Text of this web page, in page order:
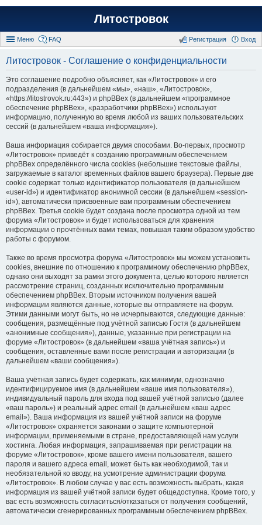
Литостровок
Меню FAQ Вход
Регистрация
Литостровок - Соглашение о конфиденциальности
Это соглашение подробно объясняет, как «Литостровок» и его
подразделения (в дальнейшем «мы», «наш», «Литостровок»,
«https://litostrovok.ru:443») и phpBBex (в дальнейшем «программное
обеспечение phpBBex», «разработчики phpBBex») используют
информацию, полученную во время любой из ваших пользовательских
сессий (в дальнейшем «ваша информация»).
Ваша информация собирается двумя способами. Во-первых, просмотр
«Литостровок» приведёт к созданию программным обеспечением
phpBBex определённого числа cookies (небольшие текстовые файлы,
загружаемые в каталог временных файлов вашего браузера). Первые две
cookie содержат только идентификатор пользователя (в дальнейшем
«user-id») и идентификатор анонимной сессии (в дальнейшем «session-
id»), автоматически присвоенные вам программным обеспечением
phpBBex. Третья cookie будет создана после просмотра одной из тем
форума «Литостровок» и будет использоваться для хранения
информации о прочтённых вами темах, повышая таким образом удобство
работы с форумом.
Также во время просмотра форума «Литостровок» мы можем установить
cookies, внешние по отношению к программному обеспечению phpBBex,
однако они выходят за рамки этого документа, целью которого является
рассмотрение страниц, созданных исключительно программным
обеспечением phpBBex. Вторым источником получения вашей
информации являются данные, которые вы отправляете на форум.
Этими данными могут быть, но не исчерпываются, следующие данные:
сообщения, размещённые под учётной записью Гостя (в дальнейшем
«анонимные сообщения»), данные, указанные при регистрации на
форуме «Литостровок» (в дальнейшем «ваша учётная запись») и
сообщения, оставленные вами после регистрации и авторизации (в
дальнейшем «ваши сообщения»).
Ваша учётная запись будет содержать, как минимум, однозначно
идентифицируемое имя (в дальнейшем «ваше имя пользователя»),
индивидуальный пароль для входа под вашей учётной записью (далее
«ваш пароль») и реальный адрес email (в дальнейшем «ваш адрес
email»). Ваша информация из вашей учётной записи на форуме
«Литостровок» охраняется законами о защите компьютерной
информации, применяемыми в стране, предоставляющей нам услуги
хостинга. Любая информация, запрашиваемая при регистрации на
форуме «Литостровок», кроме вашего имени пользователя, вашего
пароля и вашего адреса email, может быть как необходимой, так и
необязательной ко вводу, на усмотрение администрации форума
«Литостровок». В любом случае у вас есть возможность выбрать, какая
информация из вашей учётной записи будет общедоступна. Кроме того, у
вас есть возможность согласиться/отказаться от получения сообщений,
автоматически сгенерированных программным обеспечением phpBBex.